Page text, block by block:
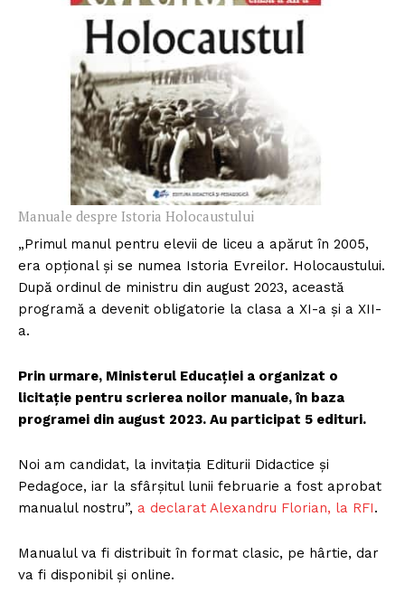
Manuale despre Istoria Holocaustului
„Primul manul pentru elevii de liceu a apărut în 2005,
era opțional și se numea Istoria Evreilor. Holocaustului.
După ordinul de ministru din august 2023, această
programă a devenit obligatorie la clasa a XI-a și a XII-
a.
Prin urmare, Ministerul Educației a organizat o
licitație pentru scrierea noilor manuale, în baza
programei din august 2023. Au participat 5 edituri.
Noi am candidat, la invitația Editurii Didactice și
Pedagoce, iar la sfârșitul lunii februarie a fost aprobat
manualul nostru”, a declarat Alexandru Florian, la RFI.
Manualul va fi distribuit în format clasic, pe hârtie, dar
va fi disponibil și online.